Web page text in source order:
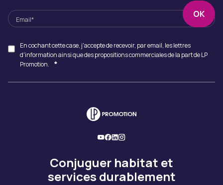
En cochant cette case, j'accepte de recevoir, par email, les lettres
d'information ainsi que des propositions commerciales de la part de LP
Promotion.
*
Conjuguer habitat et
services durablement